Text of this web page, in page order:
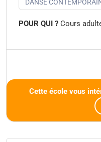
DANSE
POUR QUI ? Cours
Cette école vous